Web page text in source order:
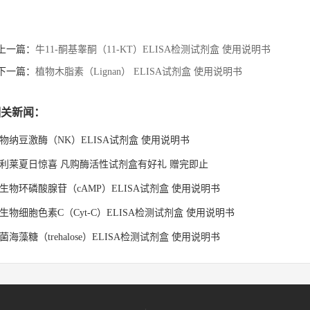
上一篇： 牛11-酮基睾酮（11-KT）ELISA检测试剂盒 使用说明书
下一篇： 植物木脂素（Lignan） ELISA试剂盒 使用说明书
新闻：
纳豆激酶（NK）ELISA试剂盒 使用说明书
莱夏日惊喜 凡购酶活性试剂盒有好礼 赠完即止
物环磷酸腺苷（cAMP）ELISA试剂盒 使用说明书
物细胞色素C（Cyt-C）ELISA检测试剂盒 使用说明书
海藻糖（trehalose）ELISA检测试剂盒 使用说明书